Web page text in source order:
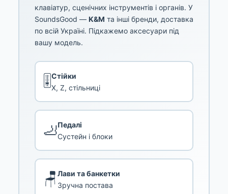
клавіатур, сценічних інструментів і органів. У
SoundsGood — K&M та інші бренди, доставка
по всій Україні. Підкажемо аксесуари під
вашу модель.
🎚️ Стійки
X, Z, стільниці
🦶Педалі
Сустейн і блоки
🪑 Лави та банкетки
Зручна постава